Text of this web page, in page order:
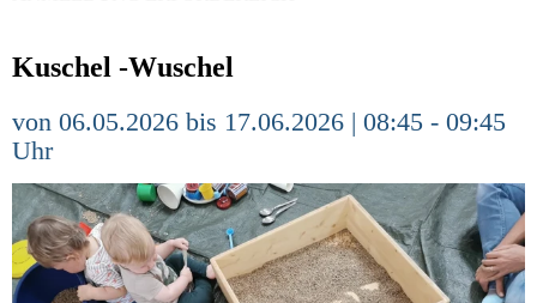
Kuschel -Wuschel
von 06.05.2026 bis 17.06.2026 | 08:45 - 09:45
Uhr